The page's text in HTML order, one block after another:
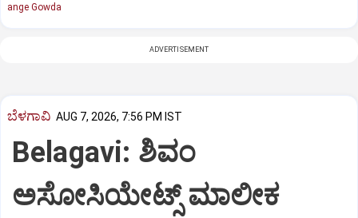
ange Gowda
ADVERTISEMENT
ಬೆಳಗಾವಿ AUG 7, 2026, 7:56 PM IST
Belagavi: ಶಿವಂ
ಅಸೋಸಿಯೇಟ್ಸ್ ಮಾಲೀಕ